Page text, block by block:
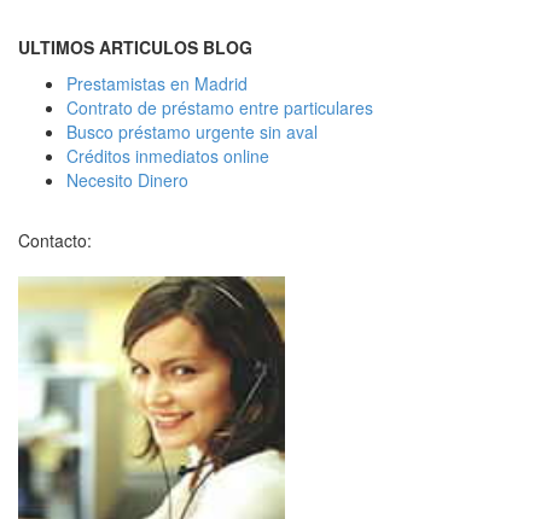
ULTIMOS ARTICULOS BLOG
Prestamistas en Madrid
Contrato de préstamo entre particulares
Busco préstamo urgente sin aval
Créditos inmediatos online
Necesito Dinero
Contacto: